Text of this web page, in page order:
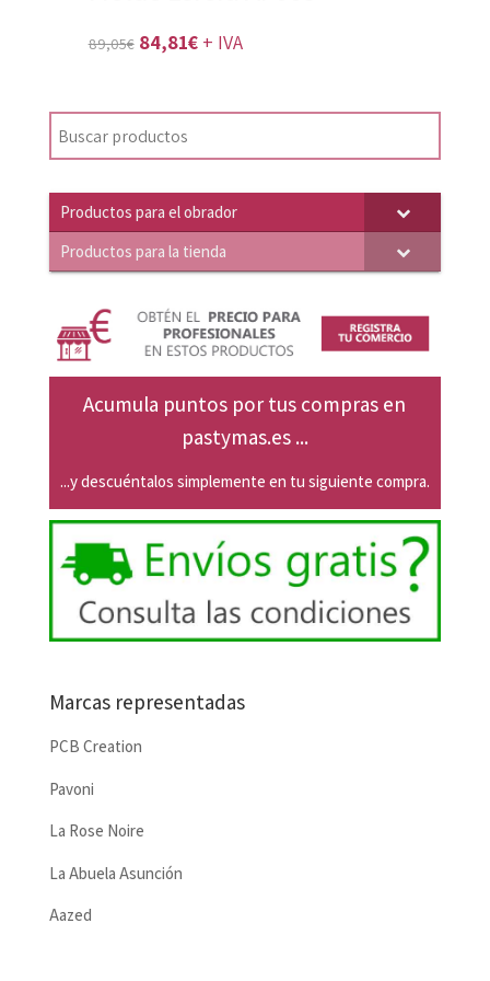
89,05€ El
original
era:
84,81€El
actual
+ IVA
Productos para el obrador
Productos para la tienda
Acumula puntos por tus compras en
pastymas.es ...
...y descuéntalos simplemente en tu siguiente compra.
Marcas representadas
PCB Creation
Pavoni
La Rose Noire
La Abuela Asunción
Aazed